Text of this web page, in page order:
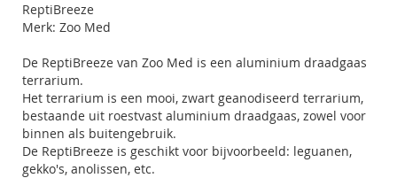
ReptiBreeze
Merk: Zoo Med
De ReptiBreeze van Zoo Med is een aluminium draadgaas
terrarium.
Het terrarium is een mooi, zwart geanodiseerd terrarium,
bestaande uit roestvast aluminium draadgaas, zowel voor
binnen als buitengebruik.
De ReptiBreeze is geschikt voor bijvoorbeeld: leguanen,
gekko's, anolissen, etc.